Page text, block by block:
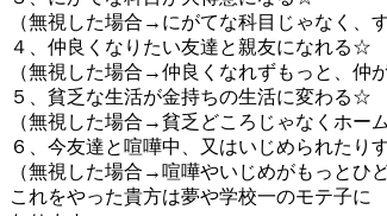
（無視した場合→にがてな科目じゃなく、
４、仲良くなりたい友達と親友になれる☆
（無視した場合→仲良くなれずもっと、仲
５、貧乏な生活が金持ちの生活に変わる☆
（無視した場合→貧乏どころじゃなくホー
６、今友達と喧嘩中、又はいじめられたり
（無視した場合→喧嘩やいじめがもっと
これをやった貴方は夢や学校一のモテ子に